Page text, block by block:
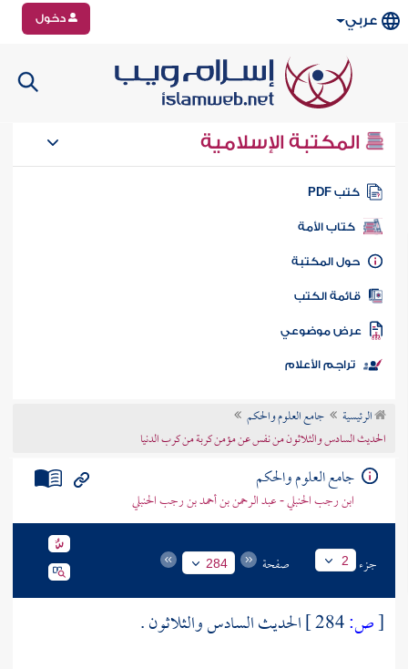
عربي دخول
المكتبة الإسلامية
كتب PDF
كتاب الأمة
المكتبة
الكتب
موضوعي
تراجم الأعلام
الرئيسية
جامع العلوم والحكم
الحديث السادس والثلاثون من نفس عن مؤمن كربة من كرب الدنيا
جامع العلوم والحكم
ابن رجب الحنبلي - عبد الرحمن بن أحمد بن رجب الحنبلي
جزء 2 صفحة 284
[ص:
الحديث السادس والثلاثون .